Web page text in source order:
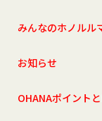
みんなのホノルル
お知らせ
OHANAポイント